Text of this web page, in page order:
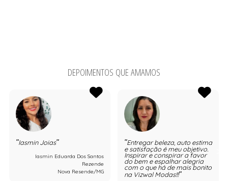
DEPOIMENTOS QUE AMAMOS
Iasmin Joias
Iasmin Eduarda Dos Santos
Rezende
Nova Resende/MG
Entregar beleza, auto estima
e satisfação é meu objetivo.
Inspirar e conspirar a favor
do bem e espalhar alegria
com o que há de mais bonito
na Vizwal Modas!!!